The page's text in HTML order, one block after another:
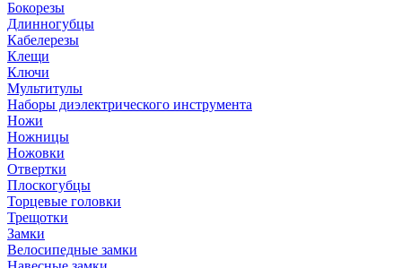
Бокорезы
Длинногубцы
Кабелерезы
Клещи
Ключи
Мультитулы
Наборы диэлектрического инструмента
Ножи
Ножницы
Ножовки
Отвертки
Плоскогубцы
Торцевые головки
Трещотки
Замки
Велосипедные замки